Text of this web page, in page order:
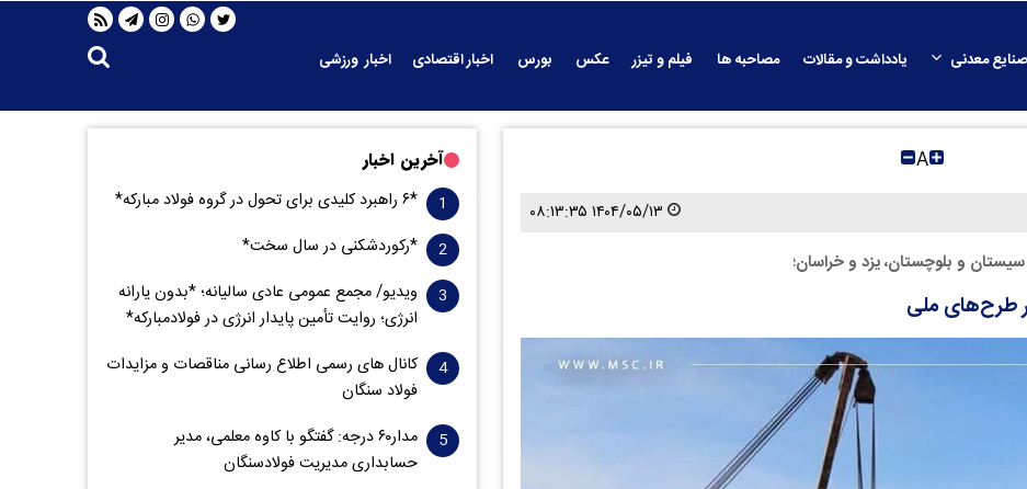
صنایع معدنی یادداشت و مقالات مصاحبه ها فیلم و تیزر عکس بورس اخبار اقتصادی
اخبار ورزشی
A
۱۴۰۴/۰۵/۱۳ ۰۸:۱۳:۳۵
و بلوچستان، یزد و خراسان؛
طرح‌های ملی
آخرین اخبار
*۶ راهبرد کلیدی برای تحول در گروه فولاد مبارکه*
*رکوردشکنی در سال سخت*
ویدیو/ مجمع عمومی عادی سالیانه؛ *بدون یارانه
انرژی؛ روایت تأمین پایدار انرژی در فولادمبارکه*
کانال های رسمی اطلاع رسانی مناقصات و مزایدات
فولاد سنگان
مدار‌۶٠ درجه: گفتگو با کاوه معلمی، مدیر
حسابداری مدیریت فولادسنگان